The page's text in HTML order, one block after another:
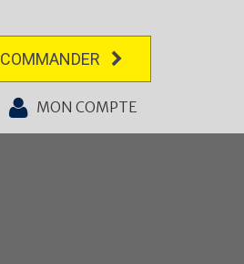
COMMANDER
MON COMPTE